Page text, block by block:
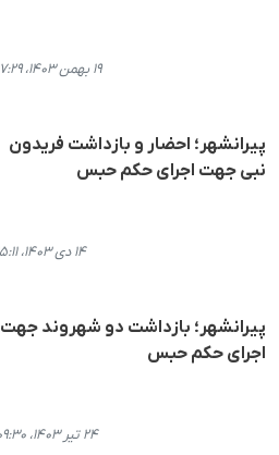
۱۹ بهمن ۱۴۰۳، ۱۷:۲۹
پیرانشهر؛ احضار و بازداشت فریدون
نبی جهت اجرای حکم حبس
۱۴ دی ۱۴۰۳، ۱۵:۱۱
پیرانشهر؛ بازداشت دو شهروند جهت
اجرای حکم حبس
۲۴ تیر ۱۴۰۳، ۰۹:۳۰